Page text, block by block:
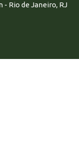
- Rio de Janeiro, RJ